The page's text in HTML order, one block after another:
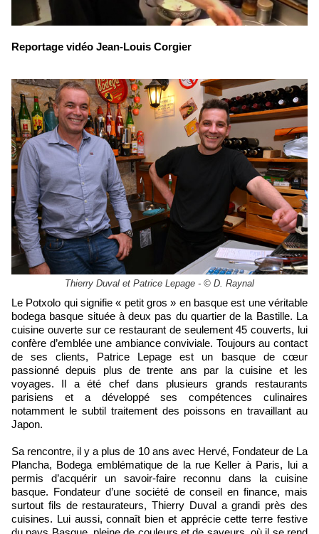
Reportage vidéo Jean-Louis Corgier
Thierry Duval et Patrice Lepage - © D. Raynal
Le Potxolo qui signifie « petit gros » en basque est une véritable
bodega basque située à deux pas du quartier de la Bastille. La
cuisine ouverte sur ce restaurant de seulement 45 couverts, lui
confère d’emblée une ambiance conviviale. Toujours au contact
de ses clients, Patrice Lepage est un basque de cœur
passionné depuis plus de trente ans par la cuisine et les
voyages. Il a été chef dans plusieurs grands restaurants
parisiens et a développé ses compétences culinaires
notamment le subtil traitement des poissons en travaillant au
Japon.
Sa rencontre, il y a plus de 10 ans avec Hervé, Fondateur de La
Plancha, Bodega emblématique de la rue Keller à Paris, lui a
permis d’acquérir un savoir-faire reconnu dans la cuisine
basque. Fondateur d’une société de conseil en finance, mais
surtout fils de restaurateurs, Thierry Duval a grandi près des
cuisines. Lui aussi, connaît bien et apprécie cette terre festive